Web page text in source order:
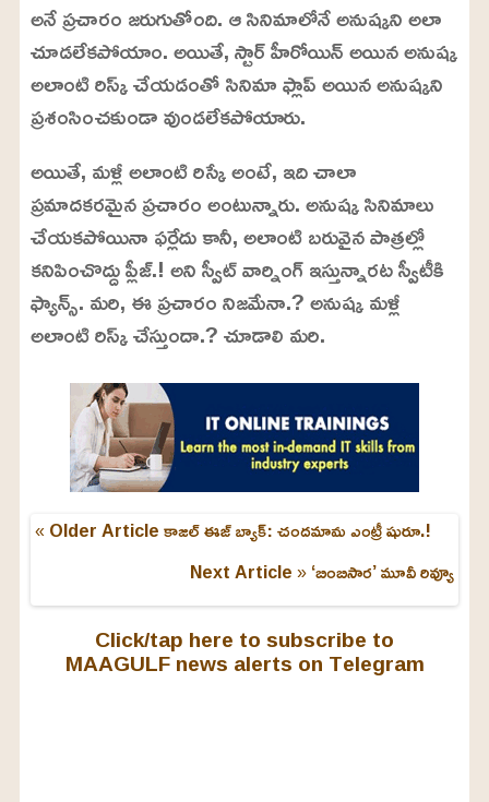
అనే ప్రచారం జరుగుతోంది. ఆ సినిమాలోనే అనుష్కని అలా
చూడలేకపోయాం. అయితే, స్టార్ హీరోయిన్ అయిన అనుష్క
అలాంటి రిస్క్ చేయడంతో సినిమా ఫ్లాప్ అయిన అనుష్కని
ప్రశంసించకుండా వుండలేకపోయారు.
అయితే, మళ్లీ అలాంటి రిస్కే అంటే, ఇది చాలా
ప్రమాదకరమైన ప్రచారం అంటున్నారు. అనుష్క సినిమాలు
చేయకపోయినా ఫర్లేదు కానీ, అలాంటి బరువైన పాత్రల్లో
కనిపించొద్దు ప్లీజ్.! అని స్వీట్ వార్నింగ్ ఇస్తున్నారట స్వీటీకి
ఫ్యాన్స్. మరి, ఈ ప్రచారం నిజమేనా.? అనుష్క మళ్లీ
అలాంటి రిస్క్ చేస్తుందా.? చూడాలి మరి.
« Older Articleకాజల్ ఈజ్ బ్యాక్: చందమామ ఎంట్రీ షురూ.!
Next Article »‘బింబిసార’ మూవీ రివ్యూ
Click/tap here to subscribe to
MAAGULF news alerts on Telegram